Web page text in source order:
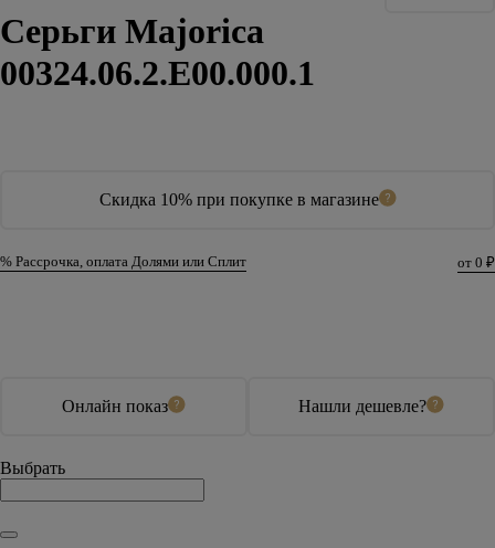
Скидка 10% при покупке в магазине
% Рассрочка, оплата Долями или Сплит от 0 ₽
Серьги Majorica
00324.06.2.E00.000.1
Онлайн показ Нашли дешевле?
Выбрать